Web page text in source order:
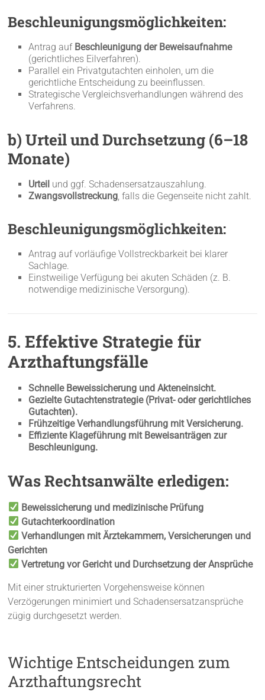
Beschleunigungsmöglichkeiten:
Antrag auf Beschleunigung der Beweisaufnahme
(gerichtliches Eilverfahren).
Parallel ein Privatgutachten einholen, um die
gerichtliche Entscheidung zu beeinflussen.
Strategische Vergleichsverhandlungen während des
Verfahrens.
b) Urteil und Durchsetzung (6–18
Monate)
Urteil und ggf. Schadensersatzauszahlung.
Zwangsvollstreckung , falls die Gegenseite nicht zahlt.
Beschleunigungsmöglichkeiten:
Antrag auf vorläufige Vollstreckbarkeit bei klarer
Sachlage.
Einstweilige Verfügung bei akuten Schäden (z. B.
notwendige medizinische Versorgung).
5. Effektive Strategie für
Arzthaftungsfälle
Schnelle Beweissicherung und Akteneinsicht.
Gezielte Gutachtenstrategie (Privat- oder gerichtliches
Gutachten).
Frühzeitige Verhandlungsführung mit Versicherung.
Effiziente Klageführung mit Beweisanträgen zur
Beschleunigung.
Was Rechtsanwälte erledigen:
Beweissicherung und medizinische Prüfung
Gutachterkoordination
Verhandlungen mit Ärztekammern, Versicherungen und
Gerichten
Vertretung vor Gericht und Durchsetzung der Ansprüche
Mit einer strukturierten Vorgehensweise können
Verzögerungen minimiert und Schadensersatzansprüche
zügig durchgesetzt werden.
Wichtige Entscheidungen zum
Arzthaftungsrecht